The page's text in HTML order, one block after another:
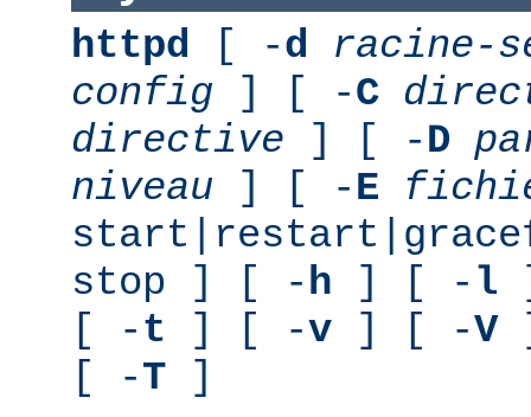
httpd [ -d
racine-
config ] [ -C
directive ] [ -D
niveau ] [ -E
stop ] [ -h ] [ - l
[ -t ] [ -v ] [ -V
[ -T ]